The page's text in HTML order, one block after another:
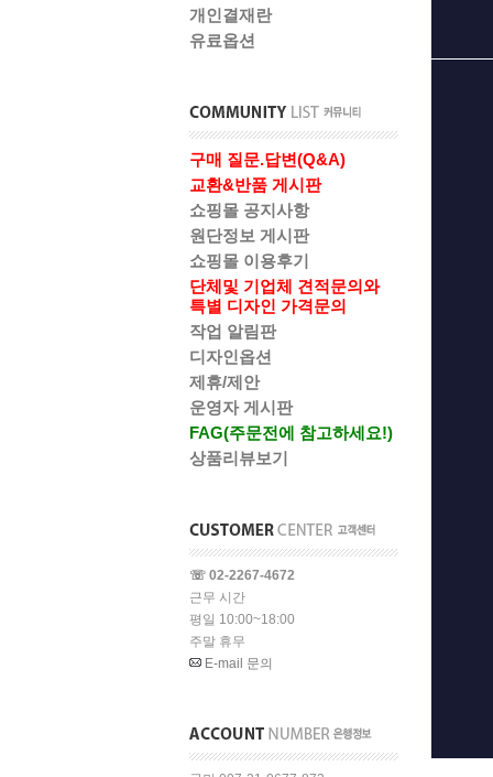
개인결재란
유료옵션
구매 질문.답변(Q&A)
교환&반품 게시판
쇼핑몰 공지사항
원단정보 게시판
쇼핑몰 이용후기
단체및 기업체 견적문의와
특별 디자인 가격문의
작업 알림판
디자인옵션
제휴/제안
운영자 게시판
FAG(주문전에 참고하세요!)
상품리뷰보기
☏ 02-2267-4672
근무 시간
평일 10:00~18:00
주말 휴무
E-mail 문의